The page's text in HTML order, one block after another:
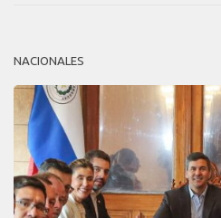
NACIONALES